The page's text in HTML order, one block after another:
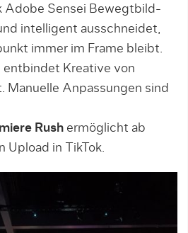
Adobe Sensei Bewegtbild-
intelligent ausschneidet,
immer im Frame bleibt.
entbindet Kreative von
Manuelle Anpassungen sind
Rush ermöglicht ab
Upload in TikTok.